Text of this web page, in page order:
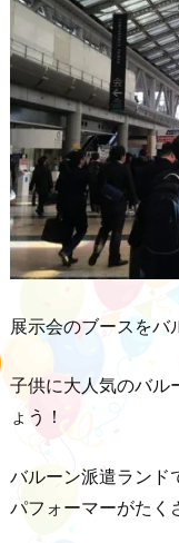
展示会のブースをバ
子供に大人気のバル
ょう！
バルーン派遣ランド
パフォーマーがたく